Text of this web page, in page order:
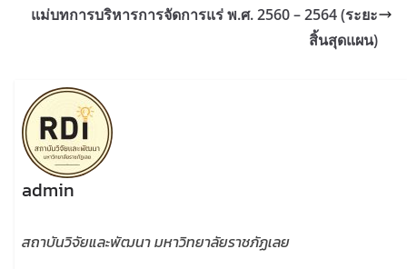
แม่บทการบริหารการจัดการแร่ พ.ศ. 2560 – 2564 (ระยะ
สิ้นสุดแผน)
admin
สถาบันวิจัยและพัฒนา มหาวิทยาลัยราชภัฏเลย